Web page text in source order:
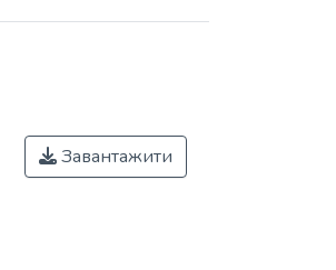
Завантажити